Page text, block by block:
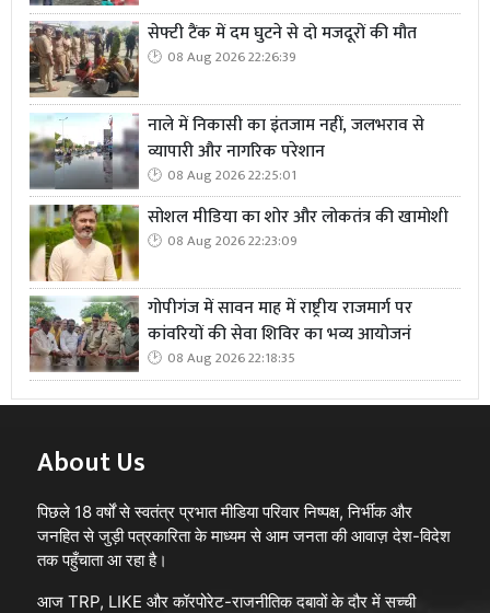
सेफ्टी टैंक में दम घुटने से दो मजदूरों की मौत
08 Aug 2026 22:26:39
नाले में निकासी का इंतजाम नहीं, जलभराव से
व्यापारी और नागरिक परेशान
08 Aug 2026 22:25:01
सोशल मीडिया का शोर और लोकतंत्र की खामोशी
08 Aug 2026 22:23:09
गोपीगंज में सावन माह में राष्ट्रीय राजमार्ग पर
कांवरियों की सेवा शिविर का भव्य आयोजनं
08 Aug 2026 22:18:35
About Us
पिछले 18 वर्षों से स्वतंत्र प्रभात मीडिया परिवार निष्पक्ष, निर्भीक और
जनहित से जुड़ी पत्रकारिता के माध्यम से आम जनता की आवाज़ देश-विदेश
तक पहुँचाता आ रहा है।
आज TRP, LIKE और कॉरपोरेट-राजनीतिक दबावों के दौर में सच्ची